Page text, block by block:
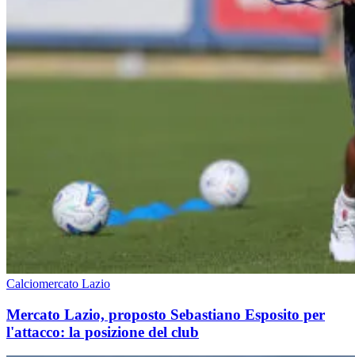
Calciomercato Lazio
Mercato Lazio, proposto Sebastiano Esposito per
l'attacco: la posizione del club